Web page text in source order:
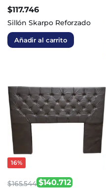
$117.746
Sillón Skarpo Reforzado
Añadir al carrito
16%
$165.544 $140.712